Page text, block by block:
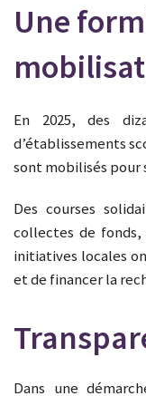
Une
En 2025, des
d’établissements
sont mobilisés pour
Des courses
collectes de
initiatives locales
et de financer la
Dans une